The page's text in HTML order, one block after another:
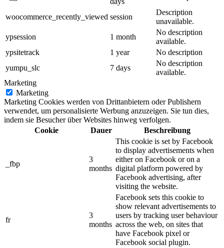
woocommerce_recently_viewed session
Description
unavailable.
ypsession
1 month
No description
available.
ypsitetrack
1 year
No description
yumpu_slc
7 days
No description
available.
Marketing
Marketing
Marketing Cookies werden von Drittanbietern oder Publishern
verwendet, um personalisierte Werbung anzuzeigen. Sie tun dies,
indem sie Besucher über Websites hinweg verfolgen.
Cookie
Dauer Beschreibung
_fbp
3
months
This cookie is set by Facebook
to display advertisements when
either on Facebook or on a
digital platform powered by
Facebook advertising, after
visiting the website.
fr
3
months
Facebook sets this cookie to
show relevant advertisements to
users by tracking user behaviour
across the web, on sites that
have Facebook pixel or
Facebook social plugin.